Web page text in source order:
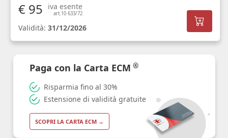
€ 95 iva esente
art.10 633/72
Validità: 31/12/2026
Paga con la Carta ECM ®
Risparmia fino al 30%
Estensione di validità gratuite
SCOPRI LA CARTA ECM →